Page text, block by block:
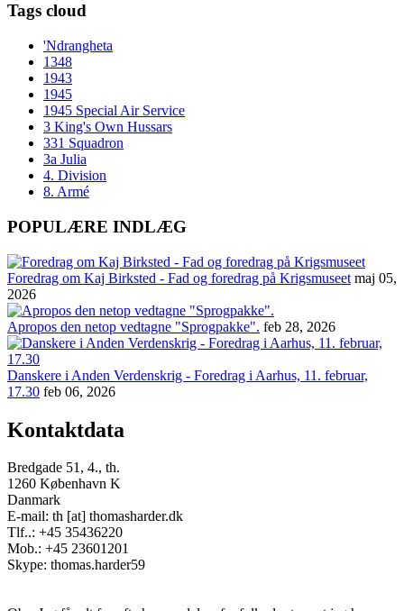
Tags cloud
'Ndrangheta
1348
1943
1945
1945 Special Air Service
3 King's Own Hussars
331 Squadron
3a Julia
4. Division
8. Armé
POPULÆRE INDLÆG
Foredrag om Kaj Birksted - Fad og foredrag på Krigsmuseet maj 05,
2026
Apropos den netop vedtagne "Sprogpakke". feb 28, 2026
Danskere i Anden Verdenskrig - Foredrag i Aarhus, 11. februar,
17.30 feb 06, 2026
Kontaktdata
Bredgade 51, 4., th.
1260 København K
Danmark
E-mail: th [at] thomasharder.dk
Tlf..: +45 35436220
Mob.: +45 23601201
Skype: thomas.harder59